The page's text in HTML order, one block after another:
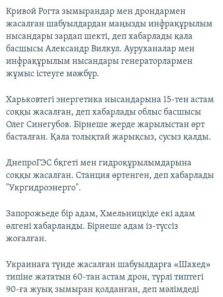
Кривой Рогта зымырандар мен дрондармен
жасалған шабуылдардан маңызды инфрақұрылым
нысандары зардап шекті, деп хабарлады қала
басшысы Александр Вилкул. Ауруханалар мен
инфрақұрылым нысандары генераторлармен
жұмыс істеуге мәжбүр.
Харьковтегі энергетика нысандарына 15-тен астам
соққы жасалған, деп хабарлады облыс басшысы
Олег Синегубов. Бірнеше жерде жарылыстан өрт
басталған. Қала толықтай жарықсыз, сусыз қалды.
ДнепроГЭС бқгеті мен гидроқұрылымдарына
соққы жасалған. Станция өртенген, деп хабарлады
"Укргидроэнерго".
Запорожьеде бір адам, Хмельницкіде екі адам
өлгені хабарланды. Бірнеше адам із-түссіз
жоғалған.
Украинаға түнде жасалған шабуылдарға «Шахед»
типіне жататын 60-тан астам дрон, түрлі типтегі
90-ға жуық зымыран қолданған, деп мәлімдеді